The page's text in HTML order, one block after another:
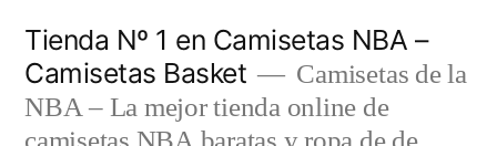
contenido
Tienda Nº 1 en Camisetas NBA –
Camisetas Basket
Camisetas de la
NBA – La mejor tienda online de